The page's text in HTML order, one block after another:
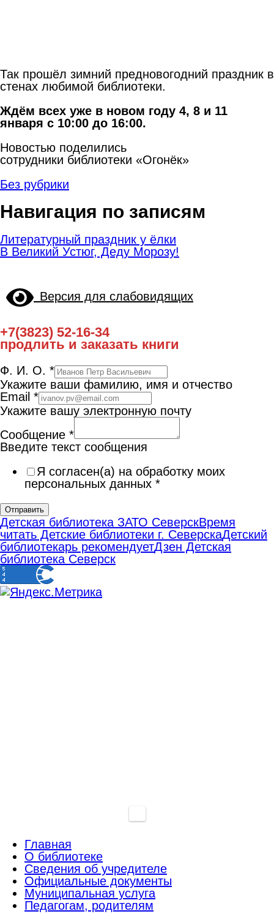
Так прошёл зимний предновогодний праздник в
стенах любимой библиотеки.
Ждём всех уже в новом году 4, 8 и 11
января с 10:00 до 16:00.
Новостью поделились
сотрудники библиотеки «Огонёк»
Без рубрики
Навигация по записям
Литературный праздник у ёлки
В Великий Устюг, Деду Морозу!
Версия для слабовидящих
+7(3823) 52-16-34
продлить и заказать книги
Ф. И. О. *
Укажите ваши фамилию, имя и отчество
Email *
Укажите вашу электронную почту
Сообщение *
Введите текст сообщения
Я согласен(а) на обработку моих
персональных данных *
Отправить
Детская библиотека ЗАТО СеверскВремя
читать Детские библиотеки г. СеверскаДетский
библиотекарь рекомендуетДзен Детская
библиотека Северск
Главная
О библиотеке
Сведения об учредителе
Официальные документы
Муниципальная услуга
Педагогам, родителям